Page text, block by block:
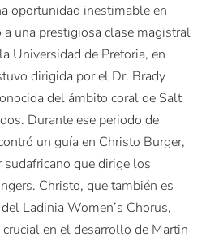
oportunidad inestimable en
una prestigiosa clase magistral
Universidad de Pretoria, en
dirigida por el Dr. Brady
del ámbito coral de Salt
Durante ese periodo de
un guía en Christo Burger,
sudafricano que dirige los
Christo, que también es
Ladinia Women’s Chorus,
en el desarrollo de Martin